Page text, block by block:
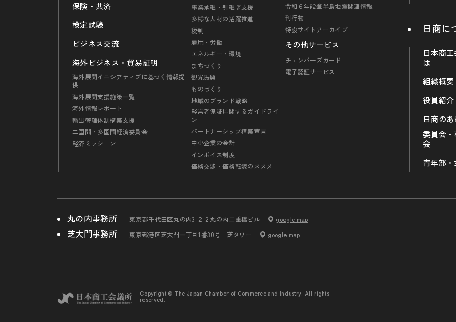
保険・共済
検定試験
ビジネス交流
海外ビジネス・貿易証明
海外展開イニシアティブに基づく情報提
供
海外展開支援施策一覧
海外情報レポート
輸出管理体制構築支援
二国間・多国間経済委員会
経済ミッション
事業承継・引継ぎ支援
多様な人材の活躍推進
税制
雇用・労働
エネルギー・環境
まちづくり
観光振興
ものづくり
地域のブランド戦略
経営者保証に関するガイドライ
ン
パートナーシップ構築宣言
中小企業の会計
インボイス制度
価格交渉・価格転嫁のススメ
令和６年能登半島地震関連情報
刊行物
特設サイトアーカイブ
その他サービス
チェンバーズカード
電子認証サービス
日商に
日本商
は
組織概要
役員紹介
日商の
委員会・
会
青年部
丸の内事務所 東京都千代田区丸の内3-2-2 丸の内二重橋ビル google map
芝大門事務所 東京都港区芝大門一丁目1番30号 芝タワー google map
Copyright © The Japan Chamber of Commerce and Industry. All rights
reserved.